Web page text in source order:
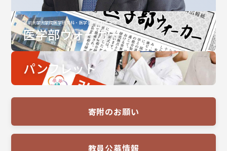
弘前大学大学院医学研究科・医学部医学科広報誌
医学部ウォーカー
パンフレット
寄附のお願い
教員公募情報